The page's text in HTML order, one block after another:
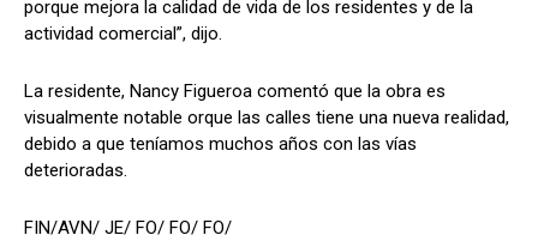
porque mejora la calidad de vida de los residentes y de la
actividad comercial”, dijo.
La residente, Nancy Figueroa comentó que la obra es
visualmente notable orque las calles tiene una nueva realidad,
debido a que teníamos muchos años con las vías
deterioradas.
FIN/AVN/ JE/ FO/ FO/ FO/